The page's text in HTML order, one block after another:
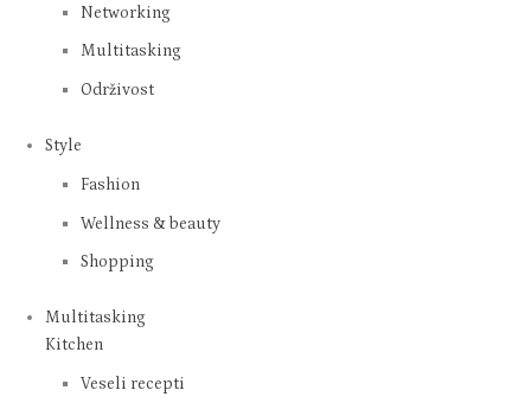
Networking
Multitasking
Održivost
Style
Fashion
Wellness & beauty
Shopping
Multitasking
Kitchen
Veseli recepti